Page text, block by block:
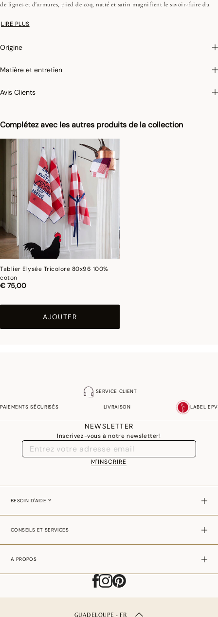
Complétez avec les autres produits de la collection
Tablier Elysée Tricolore 80x96 100%
coton
€ 75,00
AJOUTER
de lignes et d'armures, pied de coq, natté et satin magnifient le savoir-faire du
cuisine dynamique et élégante!
LIRE PLUS
Origine
Matière et entretien
Avis Clients
SERVICE CLIENT
PAIEMENTS SÉCURISÉS LIVRAISON LABEL EPV
NEWSLETTER
Inscrivez-vous à notre newsletter!
M'INSCRIRE
BESOIN D'AIDE ?
CONSEILS ET SERVICES
A PROPOS
GUADELOUPE - FR